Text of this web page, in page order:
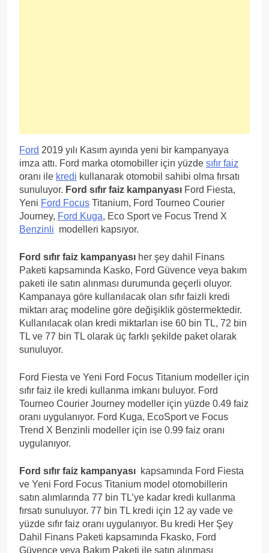
Ford 2019 yılı Kasım ayında yeni bir kampanyaya
imza attı. Ford marka otomobiller için yüzde sıfır faiz
oranı ile kredi kullanarak otomobil sahibi olma fırsatı
sunuluyor. Ford sıfır faiz kampanyası Ford Fiesta,
Yeni Ford Focus Titanium, Ford Tourneo Courier
Journey, Ford Kuga, Eco Sport ve Focus Trend X
Benzinli modelleri kapsıyor.​
Ford sıfır faiz kampanyası her şey dahil Finans
Paketi kapsamında Kasko, Ford Güvence veya bakım
paketi ile satın alınması durumunda geçerli oluyor.
Kampanaya göre kullanılacak olan sıfır faizli kredi
miktarı araç modeline göre değişiklik göstermektedir.
Kullanılacak olan kredi miktarları ise 60 bin TL, 72 bin
TL ve 77 bin TL olarak üç farklı şekilde paket olarak
sunuluyor.
Ford Fiesta ve Yeni Ford Focus Titanium modeller için
sıfır faiz ile kredi kullanma imkanı buluyor. Ford
Tourneo Courier Journey modeller için yüzde 0.49 faiz
oranı uygulanıyor. Ford Kuga, EcoSport ve Focus
Trend X Benzinli modeller için ise 0.99 faiz oranı
uygulanıyor.
Ford sıfır faiz kampanyası kapsamında Ford Fiesta
ve Yeni Ford Focus Titanium model otomobillerin
satın alımlarında 77 bin TL’ye kadar kredi kullanma
fırsatı sunuluyor. 77 bin TL kredi için 12 ay vade ve
yüzde sıfır faiz oranı uygulanıyor. Bu kredi Her Şey
Dahil Finans Paketi kapsamında Fkasko, Ford
Güvence veya Bakım Paketi ile satın alınması